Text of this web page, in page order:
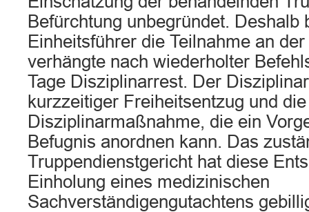
Befürchtung unbegründet. Deshalb
Einheitsführer die Teilnahme an
verhängte nach wiederholter
Tage Disziplinarrest. Der
kurzzeitiger Freiheitsentzug und
Disziplinarmaßnahme, die ein
Befugnis anordnen kann. Das
Truppendienstgericht hat diese
Einholung eines medizinischen
Sachverständigengutachtens